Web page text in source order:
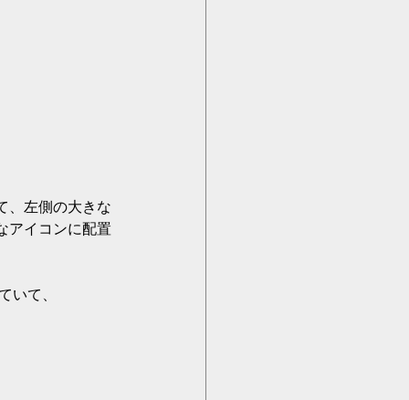
、左側の大きな
アイコンに配置
いて、